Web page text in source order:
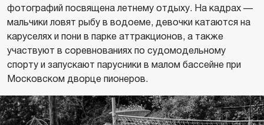
фотографий посвящена летнему отдыху. На кадрах —
мальчики ловят рыбу в водоеме, девочки катаются на
каруселях и пони в парке аттракционов, а также
участвуют в соревнованиях по судомодельному
спорту и запускают парусники в малом бассейне при
Московском дворце пионеров.